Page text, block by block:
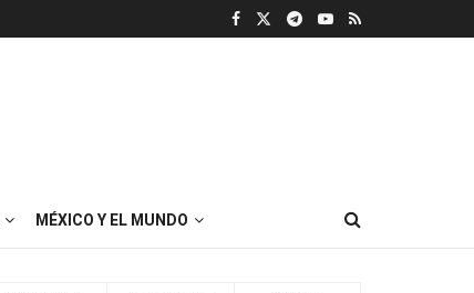
MÉXICO Y EL MUNDO